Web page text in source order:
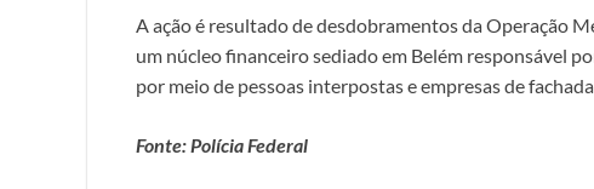
A ação é resultado de desdobramentos da Operação
um núcleo financeiro sediado em Belém responsável
por meio de pessoas interpostas e empresas de
Fonte: Polícia Federal